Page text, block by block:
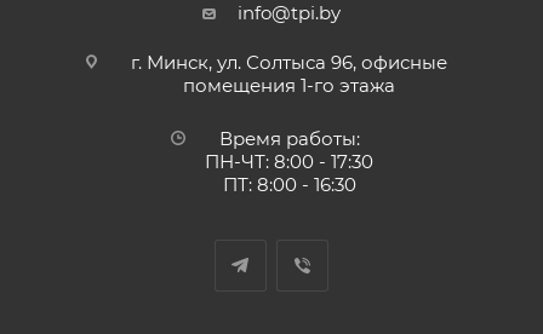
info@tpi.by
г. Минск, ул. Солтыса 96, офисные
помещения 1-го этажа
Время работы:
ПН-ЧТ: 8:00 - 17:30
ПТ: 8:00 - 16:30